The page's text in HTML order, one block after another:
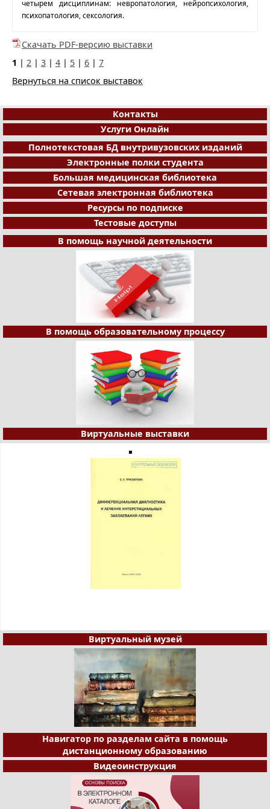
четырем дисциплинам: невропатология, нейропсихология,
психопатология, сексология.
Скачать PDF-версию выставки
1 | 2 | 3 | 4 | 5 | 6 | 7
Вернуться на список выставок
Контакты
Услуги Онлайн
Полнотекстовая БД внутривузовских изданий
Электронные полки студента
Большая медицинская библиотека
Сетевая электронная библиотека
Ресурсы по подписке
Тестовые доступы
В помощь научной деятельности
В помощь образовательному процессу
Виртуальные выставки
Виртуальный музей
Навигатор по разделам сайта в помощь
дистанционному образованию
Видеоинструкция